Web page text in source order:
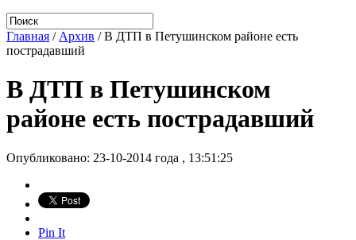
Главная / Архив /В ДТП в Петушинском районе есть
пострадавший
В ДТП в Петушинском
районе есть пострадавший
Опубликовано: 23-10-2014 года , 13:51:25
Pin It